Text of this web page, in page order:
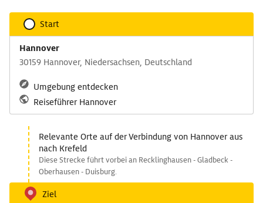
Start
Hannover
30159 Hannover, Niedersachsen, Deutschland
Umgebung entdecken
Reiseführer Hannover
Relevante Orte auf der Verbindung von Hannover aus
nach Krefeld
Diese Strecke führt vorbei an Recklinghausen - Gladbeck -
Oberhausen - Duisburg.
Ziel